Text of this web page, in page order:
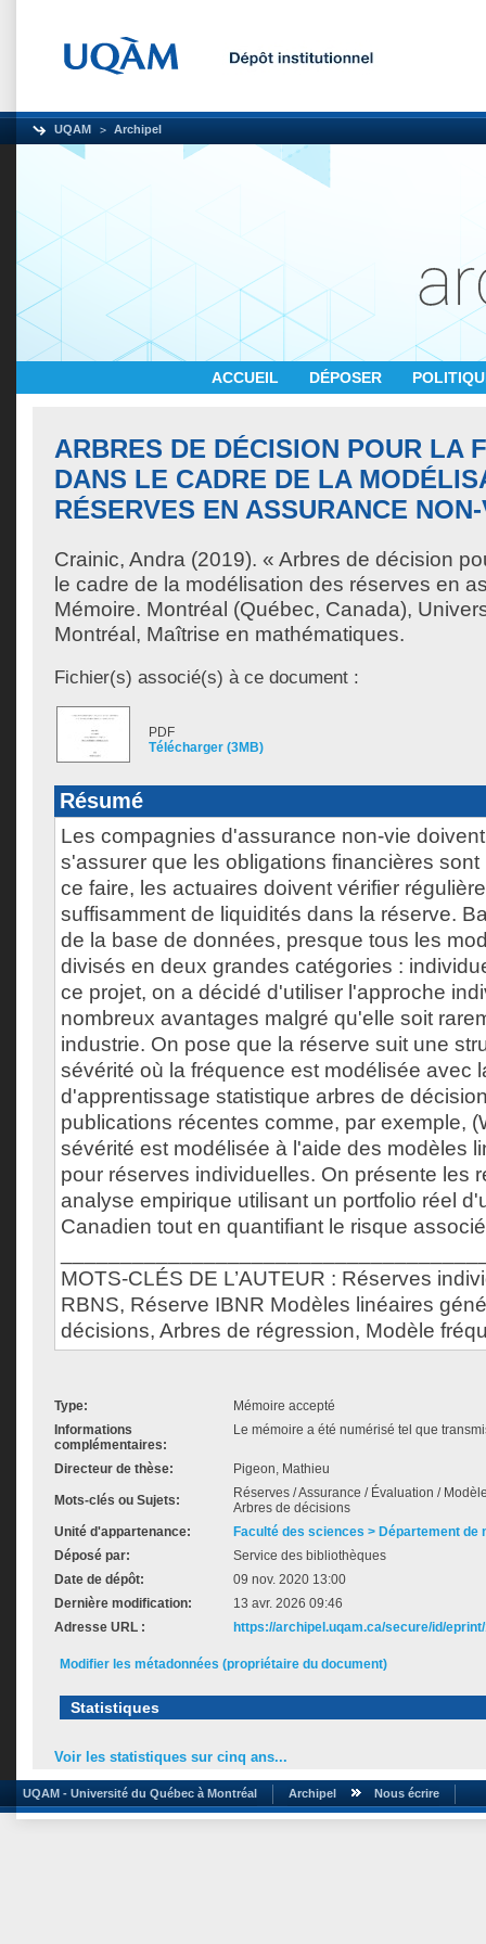
UQAM Archipel
ACCUEIL DÉPOSER
ARBRES DE DÉCISION POUR LA
DANS LE CADRE DE LA
RÉSERVES EN ASSURANCE
Crainic, Andra (2019). « Arbres de décision
le cadre de la modélisation des réserves en
Mémoire. Montréal (Québec, Canada),
Montréal, Maîtrise en mathématiques.
Fichier(s) associé(s) à ce document :
PDF
Télécharger (3MB)
Résumé
Les compagnies d'assurance non-vie
s'assurer que les obligations financières
ce faire, les actuaires doivent vérifier
suffisamment de liquidités dans la réserve.
de la base de données, presque tous les
divisés en deux grandes catégories :
ce projet, on a décidé d'utiliser l'approche
nombreux avantages malgré qu'elle soit
industrie. On pose que la réserve suit une
sévérité où la fréquence est modélisée avec
d'apprentissage statistique arbres de
publications récentes comme, par exemple,
sévérité est modélisée à l'aide des modèles
pour réserves individuelles. On présente les
analyse empirique utilisant un portfolio réel
Canadien tout en quantifiant le risque
MOTS-CLÉS DE L’AUTEUR : Réserves
RBNS, Réserve IBNR Modèles linéaires
décisions, Arbres de régression, Modèle
Type:
Mémoire accepté
Informations
complémentaires:
Le mémoire a été numérisé tel que
Directeur de thèse: Pigeon, Mathieu
Mots-clés ou Sujets:
Réserves / Assurance / Évaluation /
Arbres de décisions
Unité d'appartenance:
Faculté des sciences > Département de
Déposé par:
Service des bibliothèques
Date de dépôt:
09 nov. 2020 13:00
Dernière modification:
13 avr. 2026 09:46
Adresse URL :
https://archipel.uqam.ca/secure/id/
Modifier les métadonnées (propriétaire du document)
Statistiques
Voir les statistiques sur cinq ans...
UQAM - Université du Québec à Montréal Archipel Nous écrire